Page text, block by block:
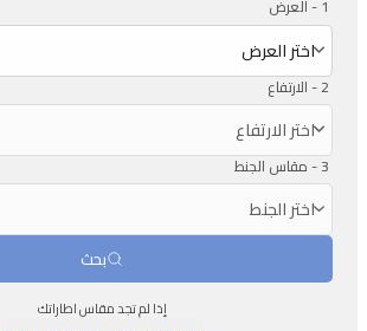
1 - العرض
2 - الارتفاع
3 - مقاس الجنط
بحث
إذا لم تجد مقاس اطاراتك